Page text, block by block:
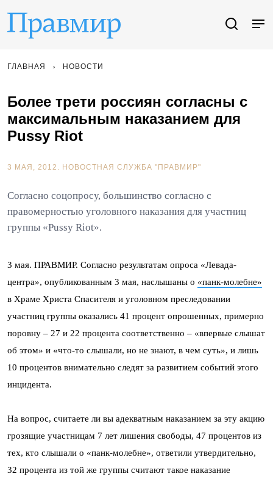
ГЛАВНАЯ НОВОСТИ
Более трети россиян согласны с
максимальным наказанием для
Pussy Riot
3 МАЯ, 2012. НОВОСТНАЯ СЛУЖБА "ПРАВМИР"
Согласно соцопросу, большинство согласно с
правомерностью уголовного наказания для участниц
группы «Pussy Riot».
3 мая. ПРАВМИР. Согласно результатам опроса «Левада-
центра», опубликованным 3 мая, наслышаны о «панк-молебне»
в Храме Христа Спасителя и уголовном преследовании
участниц группы оказались 41 процент опрошенных, примерно
поровну – 27 и 22 процента соответственно – «впервые слышат
об этом» и «что-то слышали, но не знают, в чем суть», и лишь
10 процентов внимательно следят за развитием событий этого
инцидента.
На вопрос, считаете ли вы адекватным наказанием за эту акцию
грозящие участницам 7 лет лишения свободы, 47 процентов из
тех, кто слышали о «панк-молебне», ответили утвердительно,
32 процента из той же группы считают такое наказание